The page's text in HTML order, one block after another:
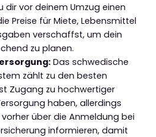
dir vor deinem Umzug einen
Preise für Miete, Lebensmittel
verschaffst, um dein
zu planen.
Das schwedische
zählt zu den besten
Zugang zu hochwertiger
haben, allerdings
über die Anmeldung bei
informieren, damit